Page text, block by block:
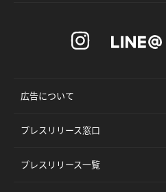
広告について
プレスリリース窓口
プレスリリース一覧